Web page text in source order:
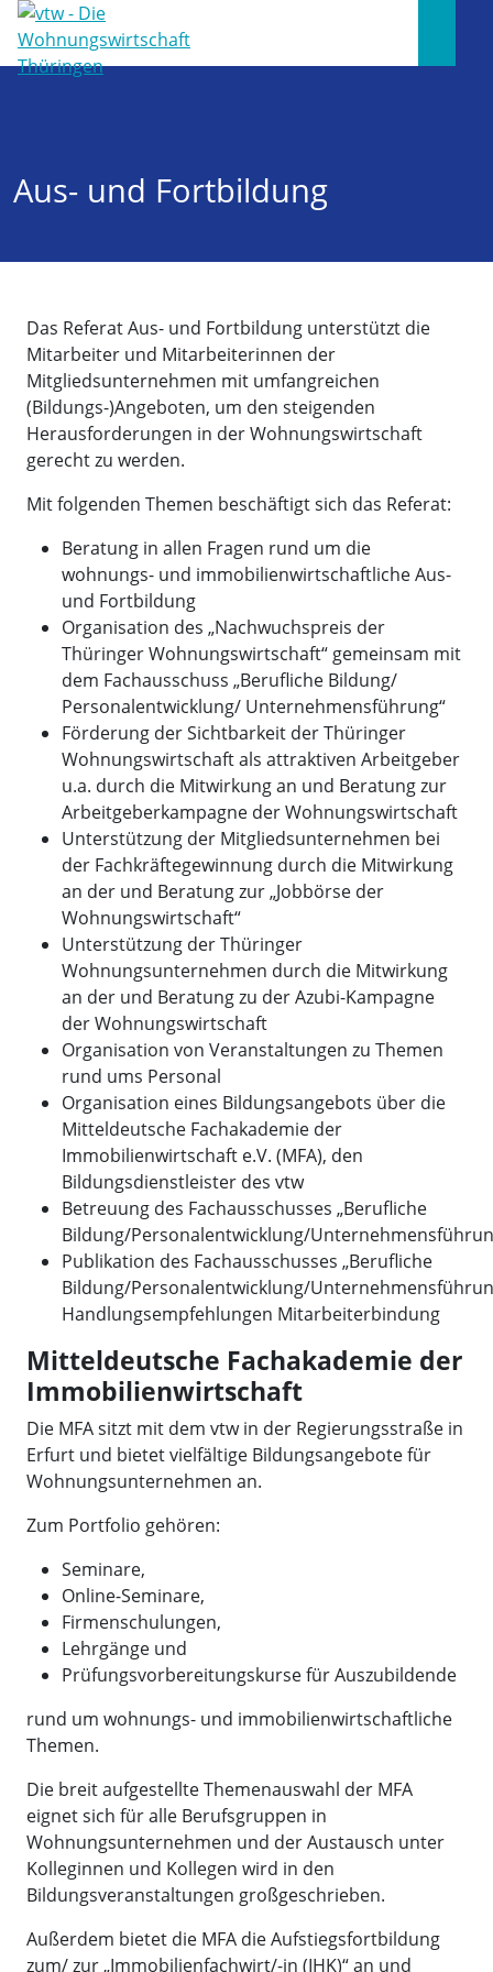
Aus- und Fortbildung
Das Referat Aus- und Fortbildung unterstützt die
Mitarbeiter und Mitarbeiterinnen der
Mitgliedsunternehmen mit umfangreichen
(Bildungs-)Angeboten, um den steigenden
Herausforderungen in der Wohnungswirtschaft
gerecht zu werden.
Mit folgenden Themen beschäftigt sich das Referat:
Beratung in allen Fragen rund um die
wohnungs- und immobilienwirtschaftliche Aus-
und Fortbildung
Organisation des „Nachwuchspreis der
Thüringer Wohnungswirtschaft“ gemeinsam mit
dem Fachausschuss „Berufliche Bildung/
Personalentwicklung/ Unternehmensführung“
Förderung der Sichtbarkeit der Thüringer
Wohnungswirtschaft als attraktiven Arbeitgeber
u.a. durch die Mitwirkung an und Beratung zur
Arbeitgeberkampagne der Wohnungswirtschaft
Unterstützung der Mitgliedsunternehmen bei
der Fachkräftegewinnung durch die Mitwirkung
an der und Beratung zur „Jobbörse der
Wohnungswirtschaft“
Unterstützung der Thüringer
Wohnungsunternehmen durch die Mitwirkung
an der und Beratung zu der Azubi-Kampagne
der Wohnungswirtschaft
Organisation von Veranstaltungen zu Themen
rund ums Personal
Organisation eines Bildungsangebots über die
Mitteldeutsche Fachakademie der
Immobilienwirtschaft e.V. (MFA), den
Bildungsdienstleister des vtw
Betreuung des Fachausschusses „Berufliche
Bildung/Personalentwicklung/
Publikation des Fachausschusses „Berufliche
Bildung/Personalentwicklung/
Handlungsempfehlungen Mitarbeiterbindung
Mitteldeutsche Fachakademie der
Immobilienwirtschaft
Die MFA sitzt mit dem vtw in der Regierungsstraße in
Erfurt und bietet vielfältige Bildungsangebote für
Wohnungsunternehmen an.
Zum Portfolio gehören:
Seminare,
Online-Seminare,
Firmenschulungen,
Lehrgänge und
Prüfungsvorbereitungskurse für Auszubildende
rund um wohnungs- und immobilienwirtschaftliche
Themen.
Die breit aufgestellte Themenauswahl der MFA
eignet sich für alle Berufsgruppen in
Wohnungsunternehmen und der Austausch unter
Kolleginnen und Kollegen wird in den
Bildungsveranstaltungen großgeschrieben.
Außerdem bietet die MFA die Aufstiegsfortbildung
zum/ zur „Immobilienfachwirt/-in (IHK)“ an und